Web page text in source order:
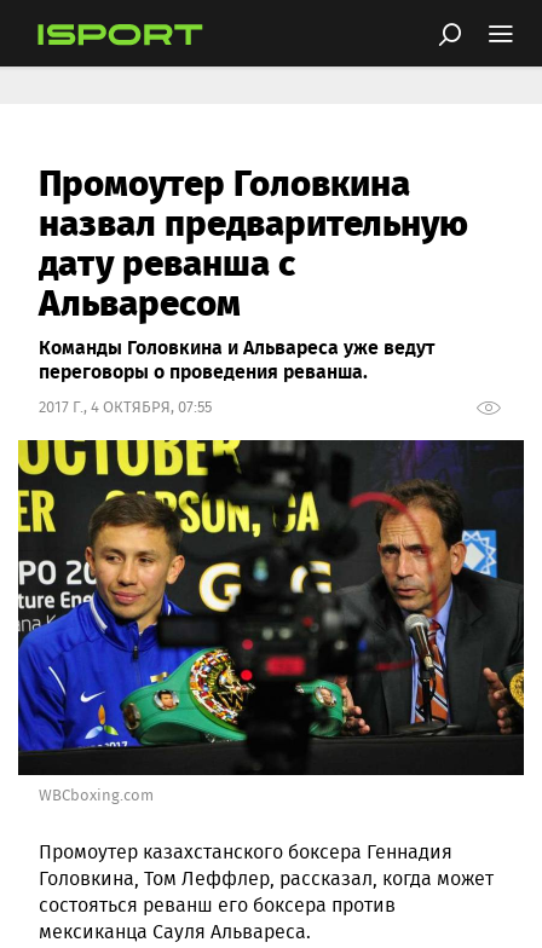
Промоутер Головкина
назвал предварительную
дату реванша с
Альваресом
Команды Головкина и Альвареса уже ведут
переговоры о проведения реванша.
2017 Г., 4 ОКТЯБРЯ, 07:55
WBCboxing.com
Промоутер казахстанского боксера Геннадия
Головкина, Том Леффлер, рассказал, когда может
состояться реванш его боксера против
мексиканца Сауля Альвареса.